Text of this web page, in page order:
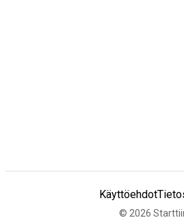
Käyttöehdot
© 2026